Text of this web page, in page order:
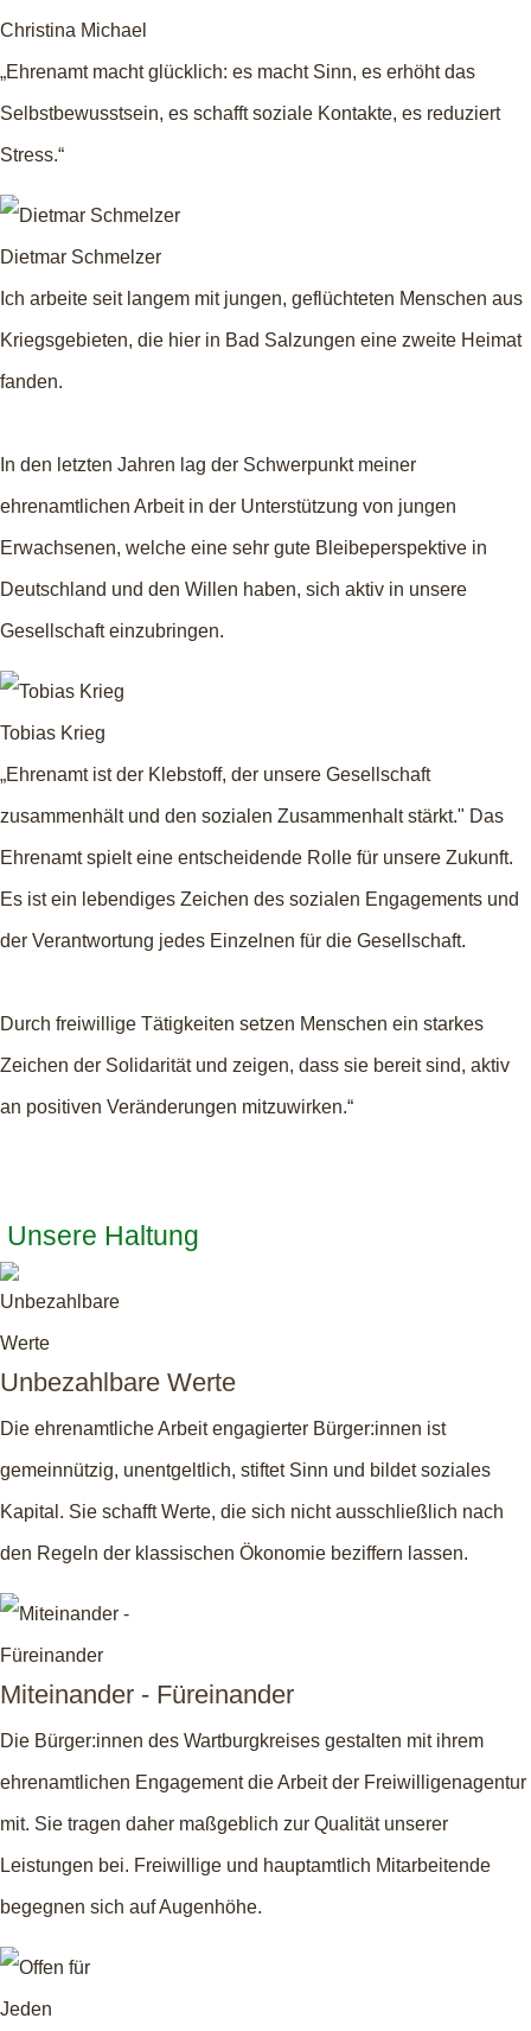
Christina Michael
„Ehrenamt macht glücklich: es macht Sinn, es erhöht das
Selbstbewusstsein, es schafft soziale Kontakte, es reduziert
Stress.“
Dietmar Schmelzer
Ich arbeite seit langem mit jungen, geflüchteten Menschen aus
Kriegsgebieten, die hier in Bad Salzungen eine zweite Heimat
fanden.
In den letzten Jahren lag der Schwerpunkt meiner
ehrenamtlichen Arbeit in der Unterstützung von jungen
Erwachsenen, welche eine sehr gute Bleibeperspektive in
Deutschland und den Willen haben, sich aktiv in unsere
Gesellschaft einzubringen.
Tobias Krieg
„Ehrenamt ist der Klebstoff, der unsere Gesellschaft
zusammenhält und den sozialen Zusammenhalt stärkt." Das
Ehrenamt spielt eine entscheidende Rolle für unsere Zukunft.
Es ist ein lebendiges Zeichen des sozialen Engagements und
der Verantwortung jedes Einzelnen für die Gesellschaft.
Durch freiwillige Tätigkeiten setzen Menschen ein starkes
Zeichen der Solidarität und zeigen, dass sie bereit sind, aktiv
an positiven Veränderungen mitzuwirken.“
Unsere Haltung
Unbezahlbare Werte
Die ehrenamtliche Arbeit engagierter Bürger:innen ist
gemeinnützig, unentgeltlich, stiftet Sinn und bildet soziales
Kapital. Sie schafft Werte, die sich nicht ausschließlich nach
den Regeln der klassischen Ökonomie beziffern lassen.
Miteinander - Füreinander
Die Bürger:innen des Wartburgkreises gestalten mit ihrem
ehrenamtlichen Engagement die Arbeit der Freiwilligenagentur
mit. Sie tragen daher maßgeblich zur Qualität unserer
Leistungen bei. Freiwillige und hauptamtlich Mitarbeitende
begegnen sich auf Augenhöhe.